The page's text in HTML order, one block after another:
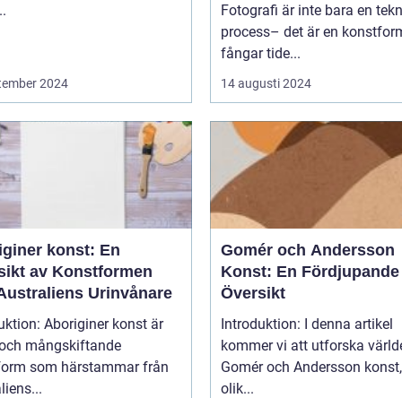
2024
Fotografi är inte bara en
process– det är en
fångar tide...
14 augusti 2024
konst: En
av Konstformen
Urinvånare
Aboriginer konst är
mångskiftande
som härstammar från
Gomér och Andersson
Konst: En Fördjupande
Översikt
Introduktion: I denna artikel
kommer vi att utforska
Gomér och Andersson
olik...